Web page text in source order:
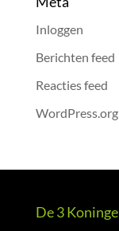
Inloggen
Berichten feed
Reacties feed
WordPress.org
De 3